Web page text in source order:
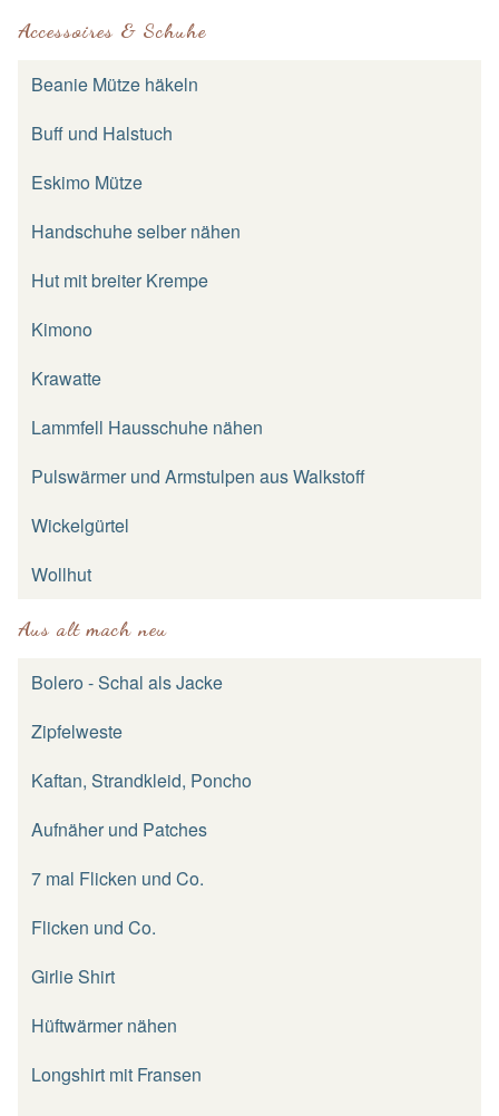
Accessoires & Schuhe
Beanie Mütze häkeln
Buff und Halstuch
Eskimo Mütze
Handschuhe selber nähen
Hut mit breiter Krempe
Kimono
Krawatte
Lammfell Hausschuhe nähen
Pulswärmer und Armstulpen aus Walkstoff
Wickelgürtel
Wollhut
Aus alt mach neu
Bolero - Schal als Jacke
Zipfelweste
Kaftan, Strandkleid, Poncho
Aufnäher und Patches
7 mal Flicken und Co.
Flicken und Co.
Girlie Shirt
Hüftwärmer nähen
Longshirt mit Fransen